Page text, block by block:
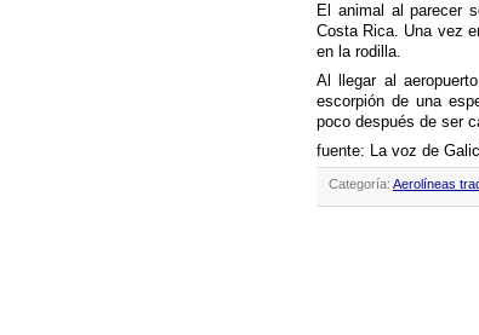
El animal al parecer
Costa Rica. Una vez
en la rodilla.
Al llegar al
escorpión de una
poco después de ser
fuente: La voz de
Categoría: Aerolíneas